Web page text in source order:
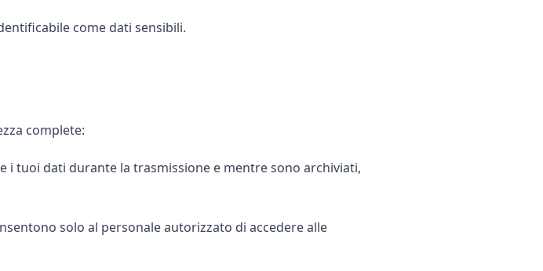
come dati sensibili.
complete:
tuoi dati durante la trasmissione e mentre sono archiviati,
solo al personale autorizzato di accedere alle